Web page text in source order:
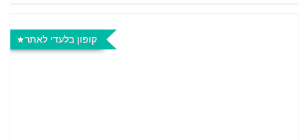
קופון בלעדי לאתר